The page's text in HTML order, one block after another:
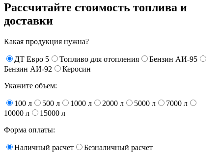
Рассчитайте стоимость топлива и
доставки
Какая продукция нужна?
ДТ Евро 5 Топливо для отопления
Бензин АИ-95
Бензин АИ-92
Керосин
Укажите объем:
100 л 500 л 1000 л 2000 л 5000 л
7000 л
10000 л
15000 л
Форма оплаты:
Наличный расчет
Безналичный расчет